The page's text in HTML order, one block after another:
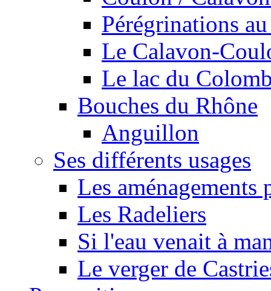
Pérégrinations
Le Calavon-
Le lac du
Bouches du Rhône
Anguillon
Ses différents usages
Les
Les Radeliers
Si l'eau venait à
Le verger de